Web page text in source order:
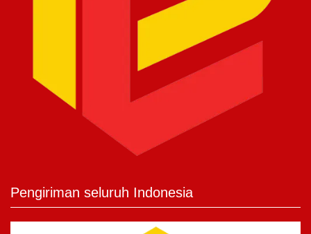
Pengiriman seluruh Indonesia